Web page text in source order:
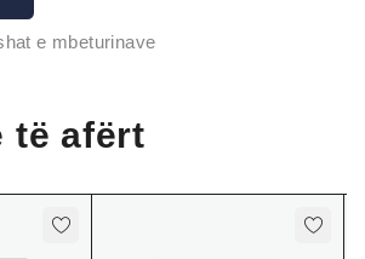
e mbeturinave
të afërt